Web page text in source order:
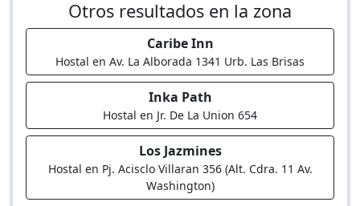
Otros resultados en la zona
Caribe Inn
Hostal en Av. La Alborada 1341 Urb. Las Brisas
Inka Path
Hostal en Jr. De La Union 654
Los Jazmines
Hostal en Pj. Acisclo Villaran 356 (Alt. Cdra. 11 Av.
Washington)